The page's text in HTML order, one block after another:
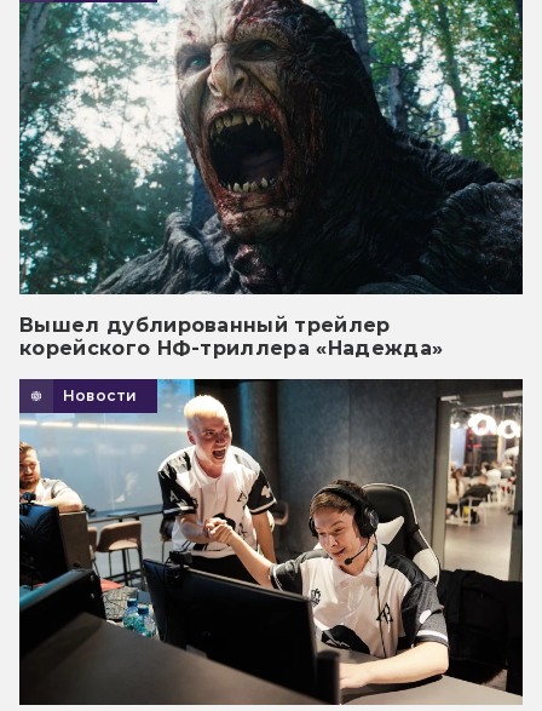
Вышел дублированный трейлер
корейского НФ-триллера «Надежда»
Новости